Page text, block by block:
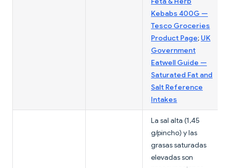
Kebabs 400G —
Tesco Groceries
Product Page; UK
Government
Eatwell Guide —
Saturated Fat and
Salt Reference
Intakes
La sal alta (1,45
g/pincho) y las
grasas saturadas
elevadas son